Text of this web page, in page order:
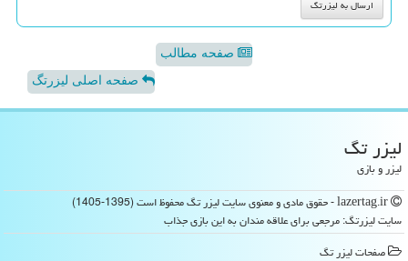
صفحه مطالب
صفحه اصلی لیزرتگ
لیزر تگ
لیزر و بازی
سایت لیزرتگ: مرجعی برای علاقه مندان به این بازی جذاب
صفحات لیزر تگ